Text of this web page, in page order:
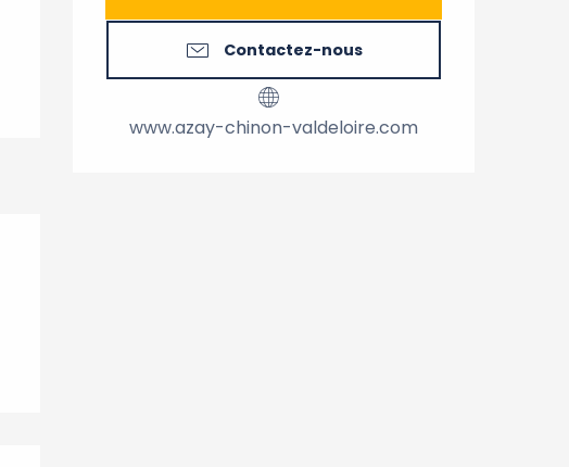
Contactez-nous
www.azay-chinon-valdeloire.com